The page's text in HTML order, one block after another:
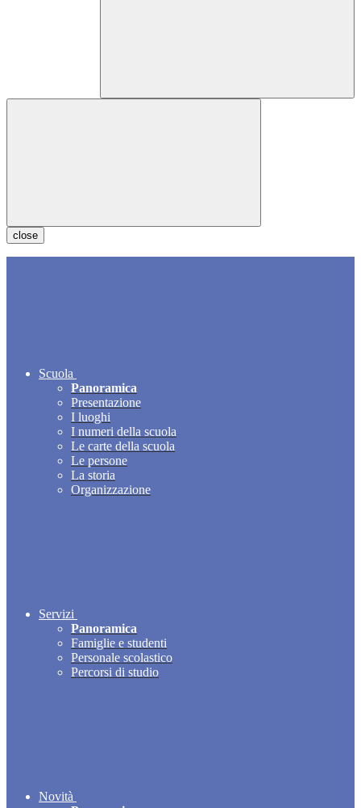
close
Scuola
Panoramica
Presentazione
I luoghi
I numeri della scuola
Le carte della scuola
Le persone
La storia
Organizzazione
Servizi
Panoramica
Famiglie e studenti
Personale scolastico
Percorsi di studio
Novità